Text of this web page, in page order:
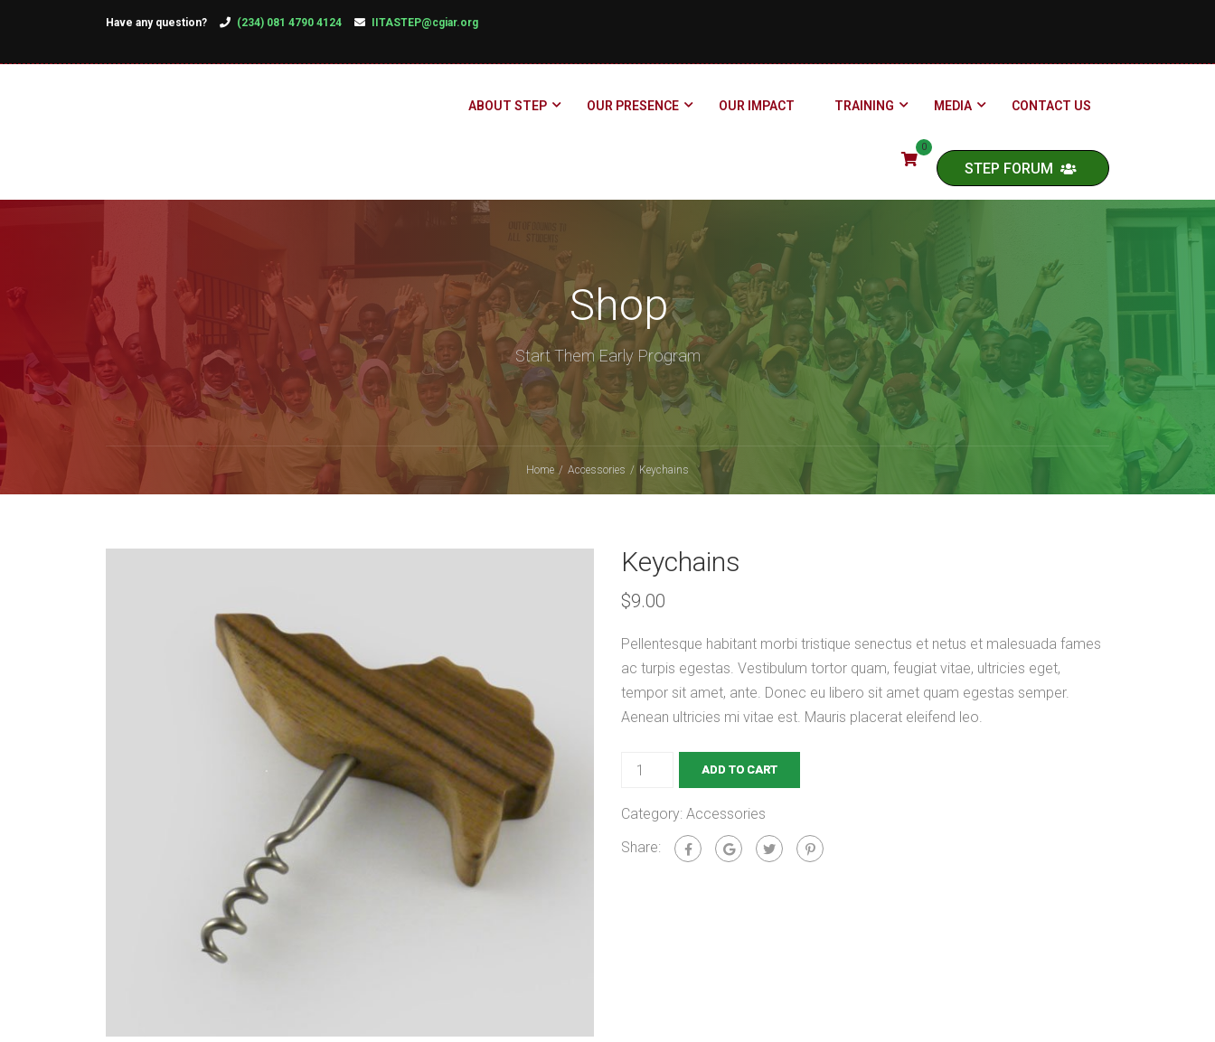
Have any question? (234) 081 4790 4124 IITASTEP@cgiar.org
ABOUT STEP OUR PRESENCE OUR IMPACT TRAINING MEDIA CONTACT US
0
STEP FORUM
Shop
Start Them Early Program
Home Accessories Keychains
Keychains
$9.00
Pellentesque habitant morbi tristique senectus et netus et malesuada fames
ac turpis egestas. Vestibulum tortor quam, feugiat vitae, ultricies eget,
tempor sit amet, ante. Donec eu libero sit amet quam egestas semper.
Aenean ultricies mi vitae est. Mauris placerat eleifend leo.
ADD TO CART
Category: Accessories
Share: